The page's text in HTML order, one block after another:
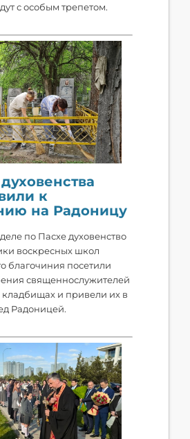
с особым трепетом.
к
на Радоницу
по Пасхе духовенство
воскресных школ
благочиния посетили
священнослужителей
кладбищах и привели их в
Радоницей.